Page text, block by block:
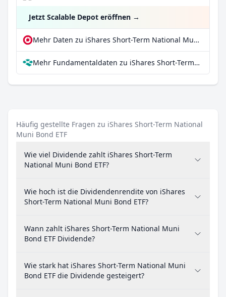
Jetzt Scalable Depot eröffnen →
Mehr Daten zu iShares Short-Term National Muni Bond ETF bei extraETF
Mehr Fundamentaldaten zu iShares Short-Term National Muni Bond ETF bei Parqet
Häufig gestellte Fragen zu iShares Short-Term National
Muni Bond ETF
Wie viel Dividende zahlt iShares Short-Term
National Muni Bond ETF?
Wie hoch ist die Dividendenrendite von iShares
Short-Term National Muni Bond ETF?
Wann zahlt iShares Short-Term National Muni
Bond ETF Dividende?
Wie stark hat iShares Short-Term National Muni
Bond ETF die Dividende gesteigert?